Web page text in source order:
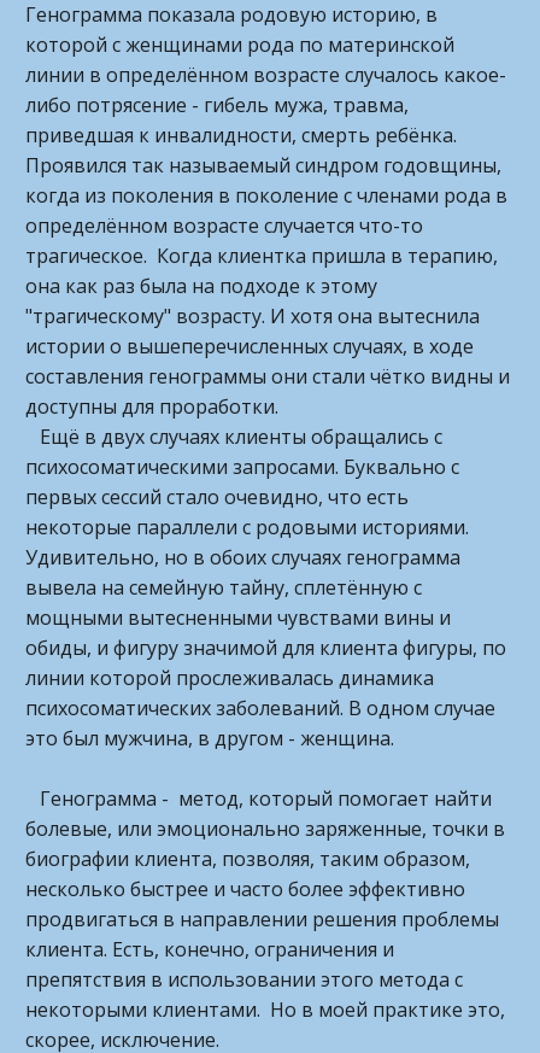
Генограмма показала родовую историю, в
которой с женщинами рода по материнской
линии в определённом возрасте случалось какое-
либо потрясение - гибель мужа, травма,
приведшая к инвалидности, смерть ребёнка.
Проявился так называемый синдром годовщины,
когда из поколения в поколение с членами рода в
определённом возрасте случается что-то
трагическое. Когда клиентка пришла в терапию,
она как раз была на подходе к этому
"трагическому" возрасту. И хотя она вытеснила
истории о вышеперечисленных случаях, в ходе
составления генограммы они стали чётко видны и
доступны для проработки.
Ещё в двух случаях клиенты обращались с
психосоматическими запросами. Буквально с
первых сессий стало очевидно, что есть
некоторые параллели с родовыми историями.
Удивительно, но в обоих случаях генограмма
вывела на семейную тайну, сплетённую с
мощными вытесненными чувствами вины и
обиды, и фигуру значимой для клиента фигуры, по
линии которой прослеживалась динамика
психосоматических заболеваний. В одном случае
это был мужчина, в другом - женщина.
Генограмма - метод, который помогает найти
болевые, или эмоционально заряженные, точки в
биографии клиента, позволяя, таким образом,
несколько быстрее и часто более эффективно
продвигаться в направлении решения проблемы
клиента. Есть, конечно, ограничения и
препятствия в использовании этого метода с
некоторыми клиентами. Но в моей практике это,
скорее, исключение.